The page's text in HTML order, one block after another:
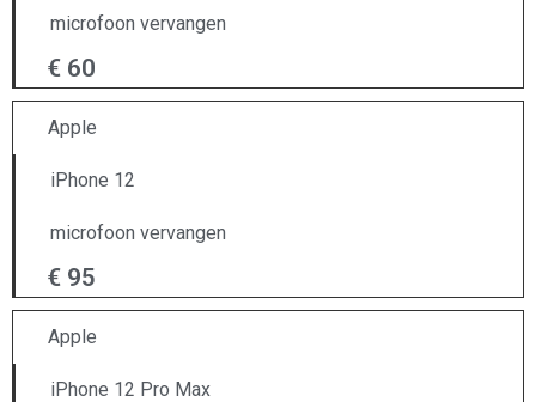
microfoon vervangen
€ 60
Apple
iPhone 12
microfoon vervangen
€ 95
Apple
iPhone 12 Pro Max